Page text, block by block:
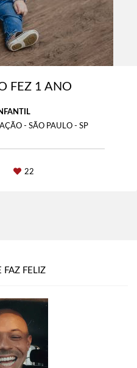
FEZ 1 ANO
- SÃO PAULO - SP
22
FAZ FELIZ